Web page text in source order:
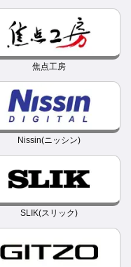
焦点工房
Nissin(ニッシン)
SLIK(スリック)